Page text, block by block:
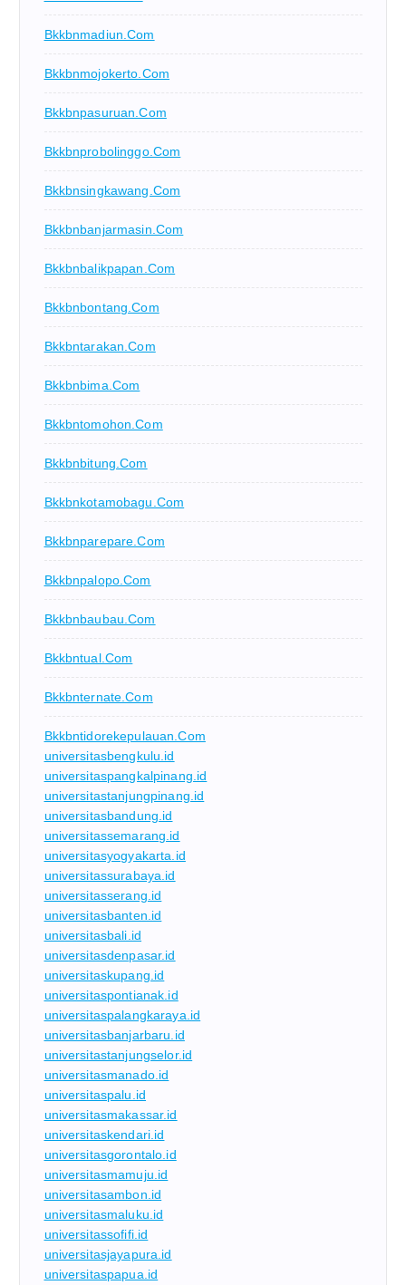
Bkkbnmadiun.com
Bkkbnmojokerto.com
Bkkbnpasuruan.com
Bkkbnprobolinggo.com
Bkkbnsingkawang.com
Bkkbnbanjarmasin.com
Bkkbnbalikpapan.com
Bkkbnbontang.com
Bkkbntarakan.com
Bkkbnbima.com
Bkkbntomohon.com
Bkkbnbitung.com
Bkkbnkotamobagu.com
Bkkbnparepare.com
Bkkbnpalopo.com
Bkkbnbaubau.com
Bkkbntual.com
Bkkbnternate.com
Bkkbntidorekepulauan.com
universitasbengkulu.id
universitaspangkalpinang.id
universitastanjungpinang.id
universitasbandung.id
universitassemarang.id
universitasyogyakarta.id
universitassurabaya.id
universitasserang.id
universitasbanten.id
universitasbali.id
universitasdenpasar.id
universitaskupang.id
universitaspontianak.id
universitaspalangkaraya.id
universitasbanjarbaru.id
universitastanjungselor.id
universitasmanado.id
universitaspalu.id
universitasmakassar.id
universitaskendari.id
universitasgorontalo.id
universitasmamuju.id
universitasambon.id
universitasmaluku.id
universitassofifi.id
universitasjayapura.id
universitaspapua.id